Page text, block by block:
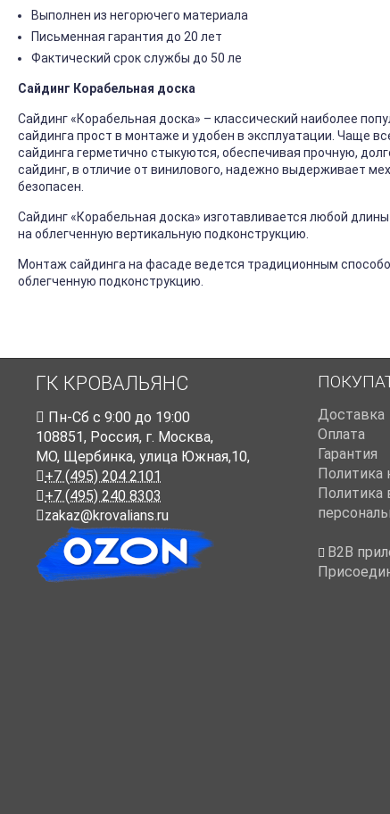
Выполнен из негорючего материала
Письменная гарантия до 20 лет
Фактический срок службы до 50 ле
Сайдинг Корабельная доска
Сайдинг «Корабельная доска» – классический наиболее
сайдинга прост в монтаже и удобен в эксплуатации. Чаще
сайдинга герметично стыкуются, обеспечивая прочную,
сайдинг, в отличие от винилового, надежно выдерживает
безопасен.
Сайдинг «Корабельная доска» изготавливается любой
на облегченную вертикальную подконструкцию.
Монтаж сайдинга на фасаде ведется традиционным
облегченную подконструкцию.
ГК КРОВАЛЬЯНС
Пн-Cб с 9:00 до 19:00
108851, Россия, г. Москва,
МО, Щербинка, улица Южная,10,
+7 (495) 204 2101
+7 (495) 240 8303
zakaz@krovalians.ru
Доставка
Оплата
Гарантия
Политика
Политика
B2B